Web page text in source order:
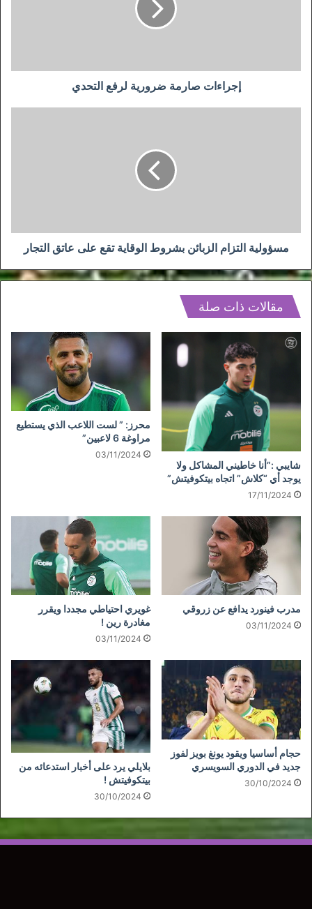
إجراءات صارمة ضرورية لرفع التحدي
التجار
مسؤولية التزام الزبائن بشروط الوقاية تقع على عاتق التجار
مقالات ذات صلة
شايبي :”أنا خاطيني المشاكل ولا
يوجد أي “كلاش” اتجاه بيتكوفيتش”
17/11/2024
محرز: ” لست اللاعب الذي يستطيع
مراوغة 6 لاعبين”
03/11/2024
مدرب فينورد يدافع عن زروقي
03/11/2024
غويري احتياطي مجددا ويقرر
مغادرة رين !
03/11/2024
حجام أساسيا ويقود يونغ بويز لفوز
جديد في الدوري السويسري
30/10/2024
بلايلي يرد على أخبار استدعائه من
بيتكوفيتش !
30/10/2024